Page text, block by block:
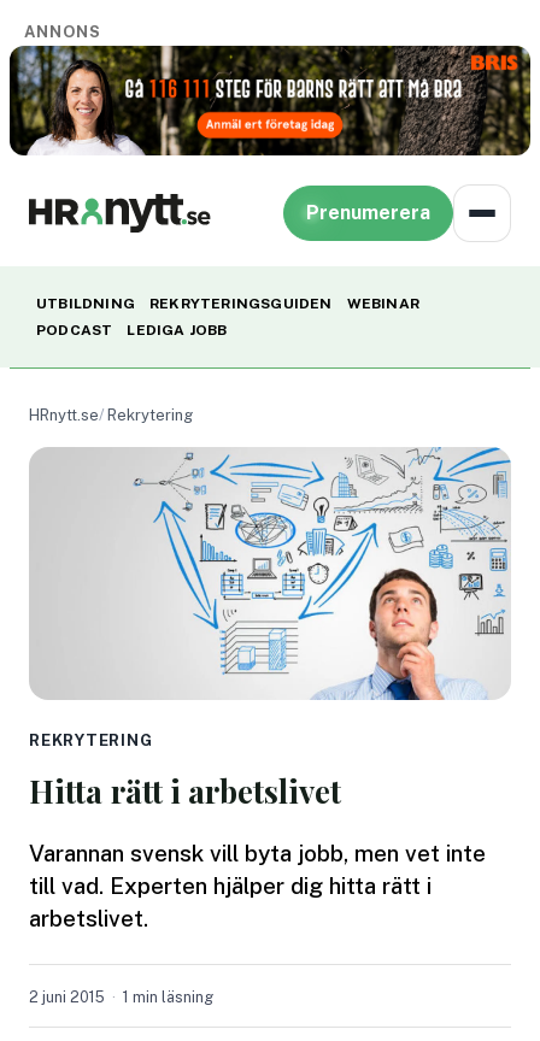
ANNONS
Prenumerera
UTBILDNING REKRYTERINGSGUIDEN
WEBINAR
PODCAST
LEDIGA JOBB
HRnytt.se Rekrytering
REKRYTERING
Hitta rätt i arbetslivet
Varannan svensk vill byta jobb, men vet inte
till vad. Experten hjälper dig hitta rätt i
arbetslivet.
2 juni 2015 1 min läsning